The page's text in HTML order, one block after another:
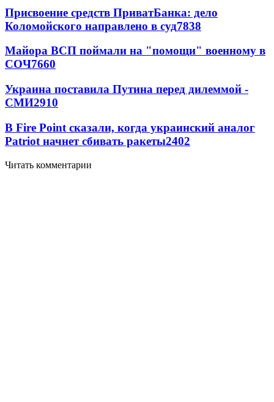
Присвоение средств ПриватБанка: дело
Коломойского направлено в суд7838
Майора ВСП поймали на "помощи" военному в
СОЧ7660
Украина поставила Путина перед дилеммой -
СМИ2910
В Fire Point сказали, когда украинский аналог
Patriot начнет сбивать ракеты2402
Читать комментарии